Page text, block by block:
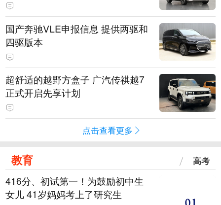
国产奔驰VLE申报信息 提供两驱和
四驱版本
超舒适的越野方盒子 广汽传祺越7
正式开启先享计划
点击查看更多
教育 高考
416分、初试第一！为鼓励初中生
女儿 41岁妈妈考上了研究生